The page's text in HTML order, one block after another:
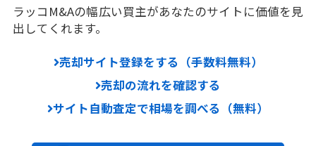
ラッコM&Aの幅広い買主があなたのサイトに価値を見
出してくれます。
売却サイト登録をする（手数料無料）
売却の流れを確認する
サイト自動査定で相場を調べる（無料）